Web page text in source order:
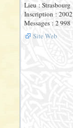
Lieu : Strasbourg
Inscription : 2002
Messages : 2 998
Site Web